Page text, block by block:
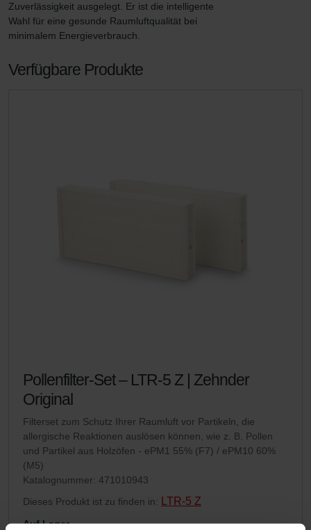
Zuverlässigkeit ausgelegt. Er ist die intelligente
Wahl für eine gesunde Raumluftqualität bei
minimalem Energieverbrauch.
Verfügbare Produkte
Pollenfilter-Set – LTR-5 Z | Zehnder
Original
Filterset zum Schutz Ihrer Raumluft vor Partikeln, die
allergische Reaktionen auslösen können, wie z. B. Pollen
und Partikel aus Holzöfen - ePM1 55% (F7) / ePM10 60%
(M5)
Katalognummer: 471010943
Dieses Produkt ist zu finden in:
LTR-5 Z
Auf Lager